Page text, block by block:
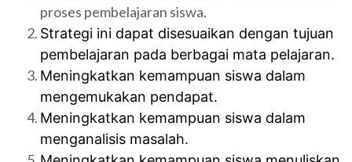
proses pembelajaran siswa.
Strategi ini dapat disesuaikan dengan tujuan
pembelajaran pada berbagai mata pelajaran.
Meningkatkan kemampuan siswa dalam
mengemukakan pendapat.
Meningkatkan kemampuan siswa dalam
menganalisis masalah.